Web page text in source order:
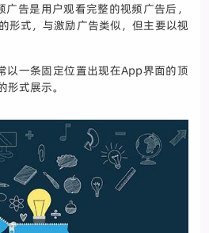
告是用户观看完整的视频广告后，
形式，与激励广告类似，但主要以视
以一条固定位置出现在App界面的顶
式展示。